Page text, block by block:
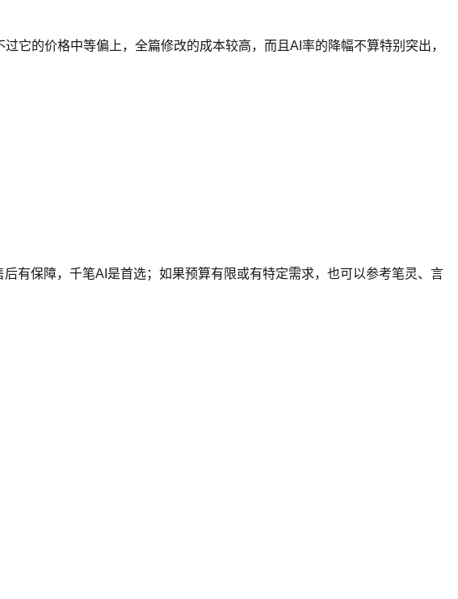
它的价格中等偏上，全篇修改的成本较高，而且AI率的降幅不算特别突出，
有保障，千笔AI是首选；如果预算有限或有特定需求，也可以参考笔灵、言